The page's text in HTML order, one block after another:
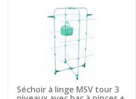
Séchoir à linge MSV tour 3